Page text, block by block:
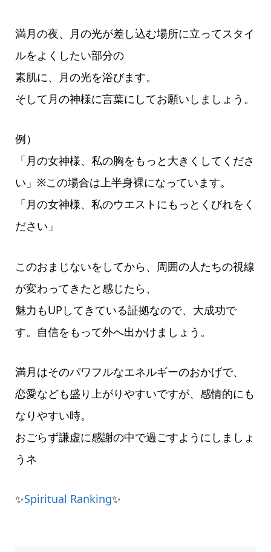
満月の夜、月の光が差し込む場所に立ってスタイ
ルをよくしたい部分の
素肌に、月の光を浴びます。
そして月の神様に言葉にしてお願いしましょう。
例）
「月の女神様、私の胸をもっと大きくしてくださ
い」※この場合は上半身裸になっています。
「月の女神様、私のウエストにもっとくびれをく
ださい」
このおまじないをしてから、周囲の人たちの視線
が変わってきたと感じたら、
魅力もUPしてきている証拠なので、大成功で
す。自信をもって外へ出かけましょう。
満月はそのパワフルなエネルギーのおかげで、
恋愛なども盛り上がりやすいですが、感情的にも
なりやすい時。
おごらず謙虚に感謝の中で過ごすようにしましょ
うネ
✨Spiritual Ranking✨